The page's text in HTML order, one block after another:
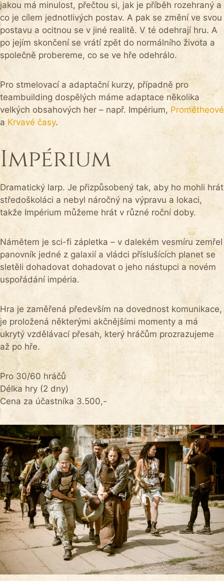
jakou má minulost, přečtou si, jak je příběh rozehraný a
co je cílem jednotlivých postav. A pak se změní ve svou
postavu a ocitnou se v jiné realitě. V té odehrají hru. A
po jejím skončení se vrátí zpět do normálního života a
společně probereme, co se ve hře odehrálo.
Pro stmelovací a adaptační kurzy, případně pro
teambuilding dospělých máme adaptace několika
velkých obsahových her – např. Impérium, Prométheové
a Krvavé časy.
Impérium
Dramatický larp. Je přizpůsobený tak, aby ho mohli hrát
středoškoláci a nebyl náročný na výpravu a lokaci,
takže Impérium můžeme hrát v různé roční doby.
Námětem je sci-fi zápletka – v dalekém vesmíru zemřel
panovník jedné z galaxií a vládci příslušících planet se
sletěli dohadovat dohadovat o jeho nástupci a novém
uspořádání impéria.
Hra je zaměřená především na dovednost komunikace,
je proložená některými akčnějšími momenty a má
ukrytý vzdělávací přesah, který hráčům prozrazujeme
až po hře.
Pro 30/60 hráčů
Délka hry (2 dny)
Cena za účastníka 3.500,-